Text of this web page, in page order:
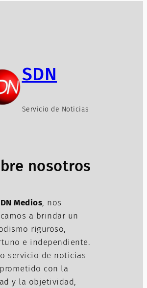
SDN
Servicio de Noticias
nosotros
Medios, nos
a brindar un
riguroso,
e independiente.
servicio de noticias
con la
y la objetividad,